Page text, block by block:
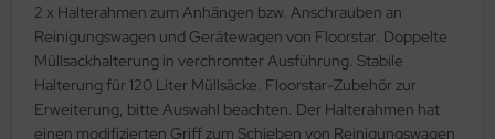
2 x Halterahmen zum Anhängen bzw. Anschrauben an
Reinigungswagen und Gerätewagen von Floorstar. Doppelte
Müllsackhalterung in verchromter Ausführung. Stabile
Halterung für 120 Liter Müllsäcke. Floorstar-Zubehör zur
Erweiterung, bitte Auswahl beachten. Der Halterahmen hat
einen modifizierten Griff zum Schieben von Reinigungswagen